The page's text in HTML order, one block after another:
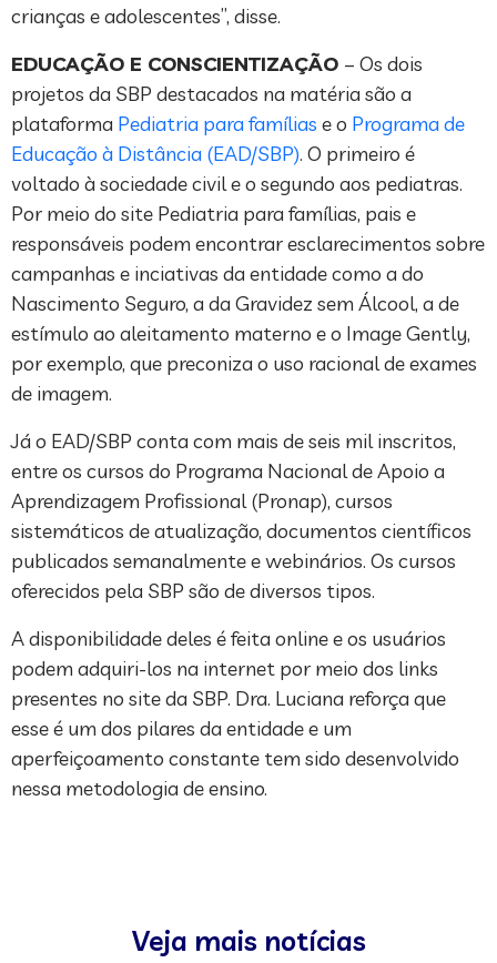
crianças e adolescentes”, disse.
EDUCAÇÃO E CONSCIENTIZAÇÃO – Os dois
projetos da SBP destacados na matéria são a
plataforma Pediatria para famílias e o Programa de
Educação à Distância (EAD/SBP). O primeiro é
voltado à sociedade civil e o segundo aos pediatras.
Por meio do site Pediatria para famílias, pais e
responsáveis podem encontrar esclarecimentos sobre
campanhas e inciativas da entidade como a do
Nascimento Seguro, a da Gravidez sem Álcool, a de
estímulo ao aleitamento materno e o Image Gently,
por exemplo, que preconiza o uso racional de exames
de imagem.
Já o EAD/SBP conta com mais de seis mil inscritos,
entre os cursos do Programa Nacional de Apoio a
Aprendizagem Profissional (Pronap), cursos
sistemáticos de atualização, documentos científicos
publicados semanalmente e webinários. Os cursos
oferecidos pela SBP são de diversos tipos.
A disponibilidade deles é feita online e os usuários
podem adquiri-los na internet por meio dos links
presentes no site da SBP. Dra. Luciana reforça que
esse é um dos pilares da entidade e um
aperfeiçoamento constante tem sido desenvolvido
nessa metodologia de ensino.
Veja mais notícias